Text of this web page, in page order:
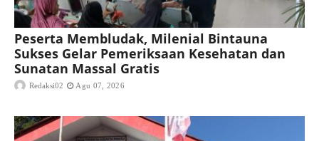
Peserta Membludak, Milenial Bintauna
Sukses Gelar Pemeriksaan Kesehatan dan
Sunatan Massal Gratis
Redaksi02 Agu 07, 2026